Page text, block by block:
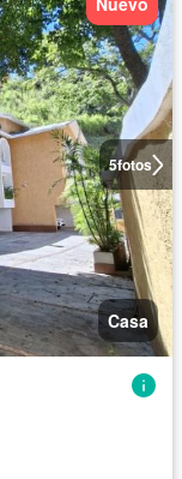
5fotos
Casa